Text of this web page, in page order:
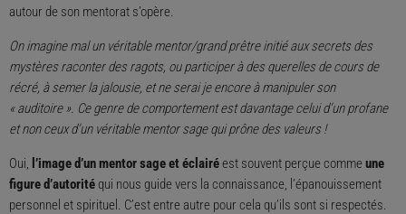
autour de son mentorat s’opère.
On imagine mal un véritable mentor/grand prêtre initié aux secrets des
mystères raconter des ragots, ou participer à des querelles de cours de
récré, à semer la jalousie, et ne serai je encore à manipuler son
« auditoire ». Ce genre de comportement est davantage celui d’un profane
et non ceux d’un véritable mentor sage qui prône des valeurs !
Oui, l’image d’un mentor sage et éclairéest souvent perçue comme une
figure d’autorité qui nous guide vers la connaissance, l’épanouissement
personnel et spirituel. C’est entre autre pour cela qu’ils sont si respectés.